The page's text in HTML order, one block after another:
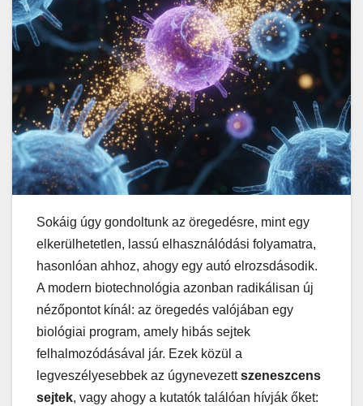
Sokáig úgy gondoltunk az öregedésre, mint egy
elkerülhetetlen, lassú elhasználódási folyamatra,
hasonlóan ahhoz, ahogy egy autó elrozsdásodik.
A modern biotechnológia azonban radikálisan új
nézőpontot kínál: az öregedés valójában egy
biológiai program, amely hibás sejtek
felhalmozódásával jár. Ezek közül a
legveszélyesebbek az úgynevezettszeneszcens
sejtek, vagy ahogy a kutatók találóan hívják őket: